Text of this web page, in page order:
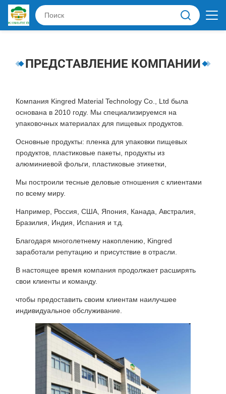
ПРЕДСТАВЛЕНИЕ КОМПАНИИ
Компания Kingred Material Technology Co., Ltd была
основана в 2010 году. Мы специализируемся на
упаковочных материалах для пищевых продуктов.
Основные продукты: пленка для упаковки пищевых
продуктов, пластиковые пакеты, продукты из
алюминиевой фольги, пластиковые этикетки,
Мы построили тесные деловые отношения с клиентами
по всему миру.
Например, Россия, США, Япония, Канада, Австралия,
Бразилия, Индия, Испания и т.д.
Благодаря многолетнему накоплению, Kingred
заработали репутацию и присутствие в отрасли.
В настоящее время компания продолжает расширять
свои клиенты и команду.
чтобы предоставить своим клиентам наилучшее
индивидуальное обслуживание.